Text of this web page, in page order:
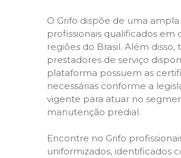
O Grifo dispõe de uma
profissionais qualificados em
regiões do Brasil. Além disso,
prestadores de serviço
plataforma possuem as
necessárias conforme a
vigente para atuar no
manutenção predial.
Encontre no Grifo
uniformizados, identificados